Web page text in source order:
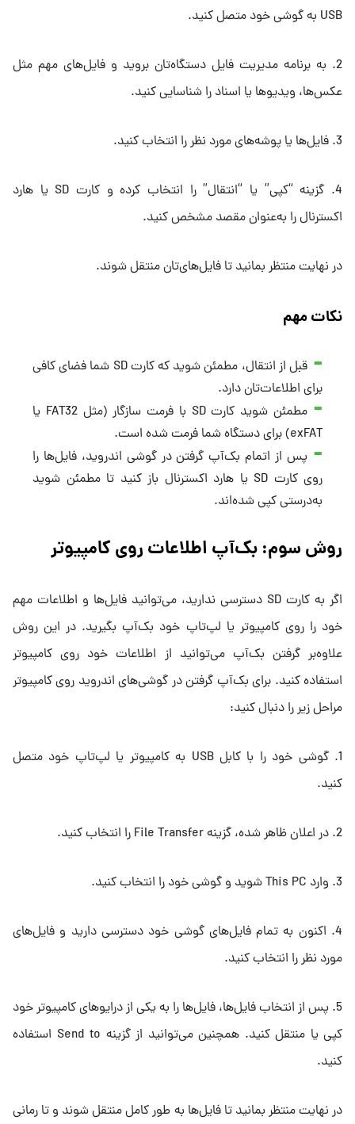
USB به گوشی خود متصل کنید.
2. به برنامه مدیریت فایل دستگاه‌تان بروید و فایل‌های مهم مثل
عکس‌ها، ویدیوها یا اسناد را شناسایی کنید.
3. فایل‌ها یا پوشه‌های مورد نظر را انتخاب کنید.
4. گزینه “کپی” یا “انتقال” را انتخاب کرده و کارت SD یا هارد
اکسترنال را به‌عنوان مقصد مشخص کنید.
در نهایت منتظر بمانید تا فایل‌های‌تان منتقل شوند.
نکات مهم
قبل از انتقال، مطمئن شوید که کارت SD شما فضای کافی
برای اطلاعات‌تان دارد.
مطمئن شوید کارت SD با فرمت سازگار (مثل FAT32 یا
exFAT) برای دستگاه شما فرمت شده است.
پس از اتمام بک‌آپ گرفتن در گوشی اندروید، فایل‌ها را
روی کارت SD یا هارد اکسترنال باز کنید تا مطمئن شوید
به‌درستی کپی شده‌اند.
روش سوم: بک‌آپ اطلاعات روی کامپیوتر
اگر به کارت SD دسترسی ندارید، می‌توانید فایل‌ها و اطلاعات مهم
خود را روی کامپیوتر یا لپ‌تاپ خود بک‌آپ بگیرید. در این روش
علاوه‌بر گرفتن بک‌آپ می‌توانید از اطلاعات خود روی کامپیوتر
استفاده کنید. برای بک‌آپ گرفتن در گوشی‌های اندروید روی کامپیوتر
مراحل زیر را دنبال کنید:
1. گوشی خود را با کابل USB به کامپیوتر یا لپ‌تاپ خود متصل
کنید.
2. در اعلان ظاهر شده، گزینه File Transfer را انتخاب کنید.
3. وارد This PC شوید و گوشی خود را انتخاب کنید.
4. اکنون به تمام فایل‌های گوشی خود دسترسی دارید و فایل‌های
مورد نظر را انتخاب کنید.
5. پس از انتخاب فایل‌ها، فایل‌ها را به یکی از درایوهای کامپیوتر خود
کپی یا منتقل کنید. همچنین می‌توانید از گزینه Send to استفاده
کنید.
در نهایت منتظر بمانید تا فایل‌ها به طور کامل منتقل شوند و تا رمانی